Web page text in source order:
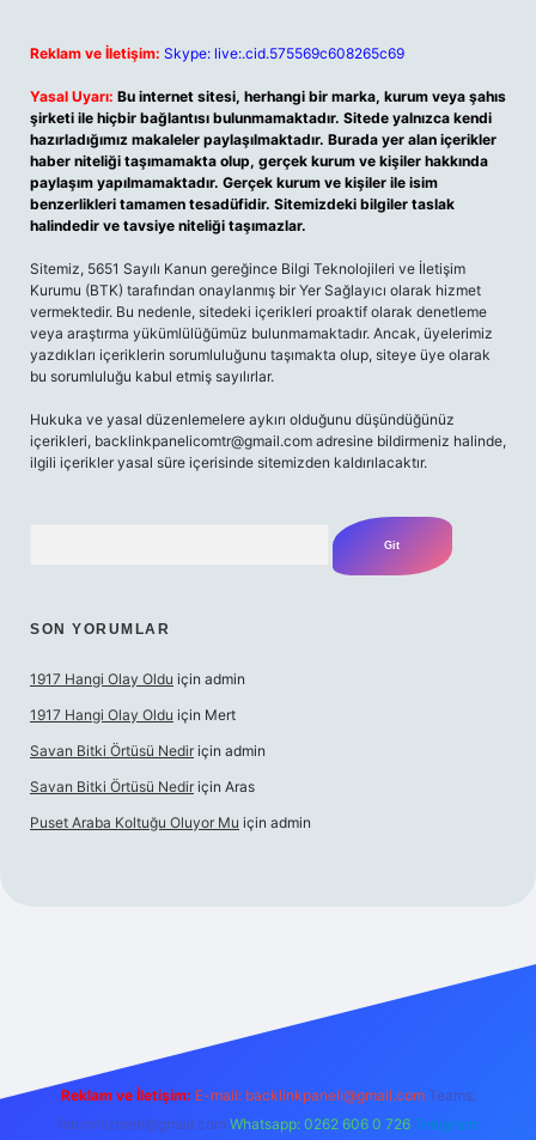
Reklam ve İletişim: Skype: live:.cid.575569c608265c69
Yasal Uyarı: Bu internet sitesi, herhangi bir marka, kurum veya şahıs
şirketi ile hiçbir bağlantısı bulunmamaktadır. Sitede yalnızca kendi
hazırladığımız makaleler paylaşılmaktadır. Burada yer alan içerikler
haber niteliği taşımamakta olup, gerçek kurum ve kişiler hakkında
paylaşım yapılmamaktadır. Gerçek kurum ve kişiler ile isim
benzerlikleri tamamen tesadüfidir. Sitemizdeki bilgiler taslak
halindedir ve tavsiye niteliği taşımazlar.
Sitemiz, 5651 Sayılı Kanun gereğince Bilgi Teknolojileri ve İletişim
Kurumu (BTK) tarafından onaylanmış bir Yer Sağlayıcı olarak hizmet
vermektedir. Bu nedenle, sitedeki içerikleri proaktif olarak denetleme
veya araştırma yükümlülüğümüz bulunmamaktadır. Ancak, üyelerimiz
yazdıkları içeriklerin sorumluluğunu taşımakta olup, siteye üye olarak
bu sorumluluğu kabul etmiş sayılırlar.
Hukuka ve yasal düzenlemelere aykırı olduğunu düşündüğünüz
içerikleri, backlinkpanelicomtr@gmail.com adresine bildirmeniz halinde,
ilgili içerikler yasal süre içerisinde sitemizden kaldırılacaktır.
SON YORUMLAR
1917 Hangi Olay Oldu için admin
1917 Hangi Olay Oldu için Mert
Savan Bitki Örtüsü Nedir için admin
Savan Bitki Örtüsü Nedir için Aras
Puset Araba Koltuğu Oluyor Mu için admin
Reklam ve İletişim: E-mail: backlinkpaneli@gmail.com Teams:
forumhizmeti@gmail.com Whatsapp: 0262 606 0 726 Telegram: